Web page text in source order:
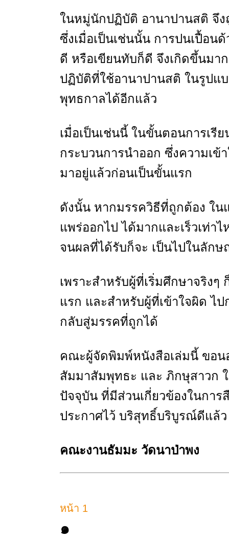
ในหมู่นักปฏิบัติ อานาปานสติ จึ
ซึ่งเมื่อเป็นเช่นนั้น การปนเปื้อ
ดี หรือเขียนทับก็ดี จึงเกิดขึ้นมา
ปฏิบัติที่ใช้อานาปานสติ ในรูปแ
พุทธกาลได้อีกแล้ว
เมื่อเป็นเช่นนี้ ในขั้นตอนการเรี
กระบวนการนำออก ซึ่งความเข้
มาอยู่แล้วก่อนเป็นขั้นแรก
ดังนั้น หากมรรควิธีที่ถูกต้อง ใน
แพร่ออกไป ได้มากและเร็วเท่
จนผลที่ได้รับก็จะ เป็นไปในลัก
เพราะสำหรับผู้ที่เริ่มศึกษาจริง
แรก และสำหรับผู้ที่เข้าใจผิด ไ
กลับสู่มรรคที่ถูกได้
คณะผู้จัดพิมพ์หนังสือเล่มนี้ ขอ
สัมมาสัมพุทธะ และ ภิกษุสาวก
ปัจจุบัน ที่มีส่วนเกี่ยวข้องในกา
ประกาศไว้ บริสุทธิ์บริบูรณ์ดีแล้ว
คณะงานธัมมะ วัดนาป่าพง
หน้า 1
๑